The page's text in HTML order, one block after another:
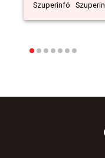
Szuperinfó